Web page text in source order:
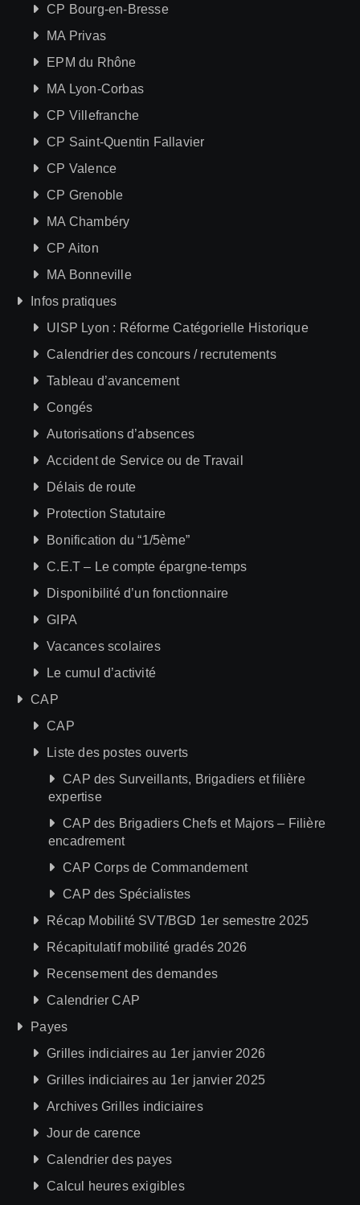
CP Bourg-en-Bresse
MA Privas
EPM du Rhône
MA Lyon-Corbas
CP Villefranche
CP Saint-Quentin Fallavier
CP Valence
CP Grenoble
MA Chambéry
CP Aiton
MA Bonneville
Infos pratiques
UISP Lyon : Réforme Catégorielle Historique
Calendrier des concours / recrutements
Tableau d’avancement
Congés
Autorisations d’absences
Accident de Service ou de Travail
Délais de route
Protection Statutaire
Bonification du “1/5ème”
C.E.T – Le compte épargne-temps
Disponibilité d’un fonctionnaire
GIPA
Vacances scolaires
Le cumul d’activité
CAP
CAP
Liste des postes ouverts
CAP des Surveillants, Brigadiers et filière
expertise
CAP des Brigadiers Chefs et Majors – Filière
encadrement
CAP Corps de Commandement
CAP des Spécialistes
Récap Mobilité SVT/BGD 1er semestre 2025
Récapitulatif mobilité gradés 2026
Recensement des demandes
Calendrier CAP
Payes
Grilles indiciaires au 1er janvier 2026
Grilles indiciaires au 1er janvier 2025
Archives Grilles indiciaires
Jour de carence
Calendrier des payes
Calcul heures exigibles